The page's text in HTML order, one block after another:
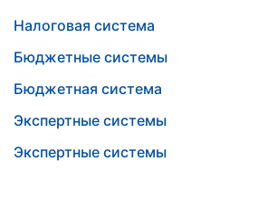
Налоговая система
Бюджетные системы
Бюджетная система
Экспертные системы
Экспертные системы